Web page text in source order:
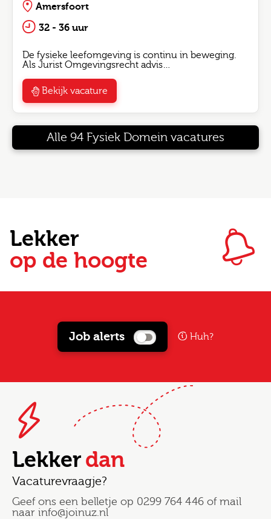
Amersfoort
32 - 36 uur
De fysieke leefomgeving is continu in beweging.
Als Jurist Omgevingsrecht advis…
Bekijk vacature
Alle 94 Fysiek Domein vacatures
Lekker
op de hoogte
Job alerts Huh?
Lekkerdan
Vacaturevraagje?
Geef ons een belletje op 0299 764 446 of mail
naar info@joinuz.nl